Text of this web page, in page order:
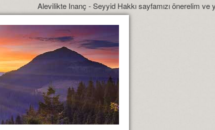
Alevilikte Inanç - Seyyid Hakkı sayfamızı önerelim ve